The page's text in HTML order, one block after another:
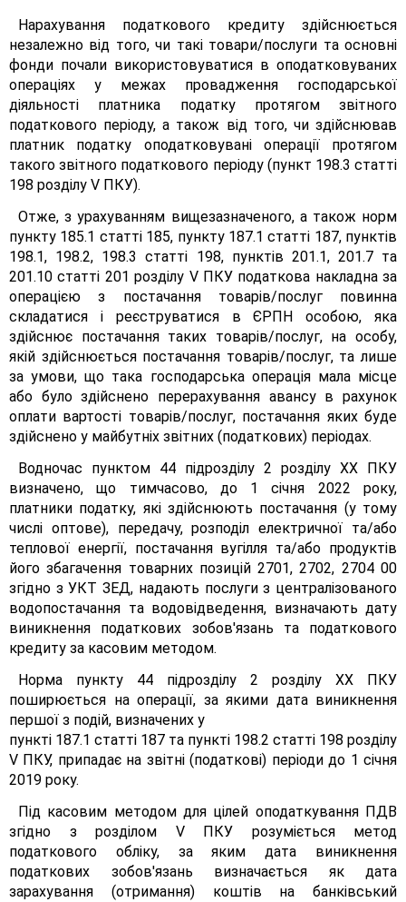
Нарахування податкового кредиту здійснюється
незалежно від того, чи такі товари/послуги та основні
фонди почали використовуватися в оподатковуваних
операціях у межах провадження господарської
діяльності платника податку протягом звітного
податкового періоду, а також від того, чи здійснював
платник податку оподатковувані операції протягом
такого звітного податкового періоду (пункт 198.3 статті
198 розділу V ПКУ).
Отже, з урахуванням вищезазначеного, а також норм
пункту 185.1 статті 185, пункту 187.1 статті 187, пунктів
198.1, 198.2, 198.3 статті 198, пунктів 201.1, 201.7 та
201.10 статті 201 розділу V ПКУ податкова накладна за
операцією з постачання товарів/послуг повинна
складатися і реєструватися в ЄРПН особою, яка
здійснює постачання таких товарів/послуг, на особу,
якій здійснюється постачання товарів/послуг, та лише
за умови, що така господарська операція мала місце
або було здійснено перерахування авансу в рахунок
оплати вартості товарів/послуг, постачання яких буде
здійснено у майбутніх звітних (податкових) періодах.
Водночас пунктом 44 підрозділу 2 розділу XX ПКУ
визначено, що тимчасово, до 1 січня 2022 року,
платники податку, які здійснюють постачання (у тому
числі оптове), передачу, розподіл електричної та/або
теплової енергії, постачання вугілля та/або продуктів
його збагачення товарних позицій 2701, 2702, 2704 00
згідно з УКТ ЗЕД, надають послуги з централізованого
водопостачання та водовідведення, визначають дату
виникнення податкових зобов'язань та податкового
кредиту за касовим методом.
Норма пункту 44 підрозділу 2 розділу XX ПКУ
поширюється на операції, за якими дата виникнення
першої з подій, визначених у
пункті 187.1 статті 187 та пункті 198.2 статті 198 розділу
V ПКУ, припадає на звітні (податкові) періоди до 1 січня
2019 року.
Під касовим методом для цілей оподаткування ПДВ
згідно з розділом V ПКУ розуміється метод
податкового обліку, за яким дата виникнення
податкових зобов'язань визначається як дата
зарахування (отримання) коштів на банківський